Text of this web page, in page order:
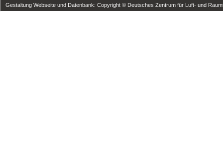
Gestaltung Webseite und Datenbank: Copyright © Deutsches Zentrum für Luft- und